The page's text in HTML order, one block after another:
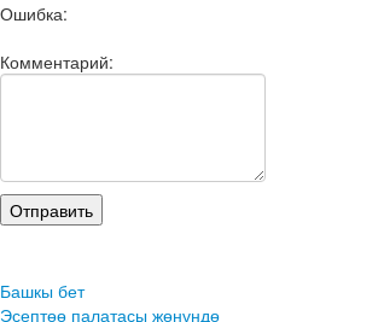
Ошибка:
Комментарий:
Башкы бет
Эсептөө палатасы жөнүндө